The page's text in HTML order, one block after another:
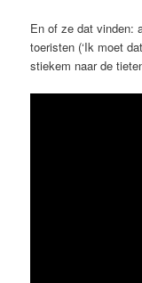
En of ze dat vinden:
toeristen (‘Ik moet
stiekem naar de